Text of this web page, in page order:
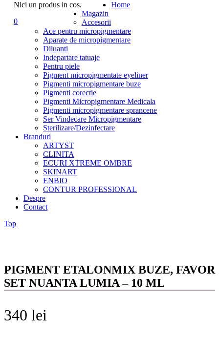
Nici un produs in cos.
0
Home
Magazin
Accesorii
Ace pentru micropigmentare
Aparate de micropigmentare
Diluanti
Indepartare tatuaje
Pentru piele
Pigment micropigmentate eyeliner
Pigmenti micropigmentare buze
Pigmenti corectie
Pigmenti Micropigmentare Medicala
Pigmenti micropigmentare sprancene
Ser Vindecare Micropigmentare
Sterilizare/Dezinfectare
Branduri
ARTYST
CLINITA
ECURI XTREME OMBRE
SKINART
ENBIO
CONTUR PROFESSIONAL
Despre
Contact
Top
PIGMENT ETALONMIX BUZE, FAVOR
SET NUANTA LUMIA – 10 ML
340 lei